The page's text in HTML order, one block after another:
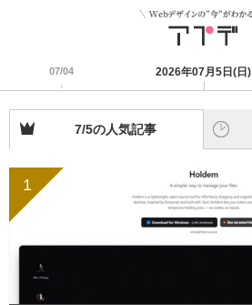
07/04 2026年07月5日(日)
7/5の人気記事
1